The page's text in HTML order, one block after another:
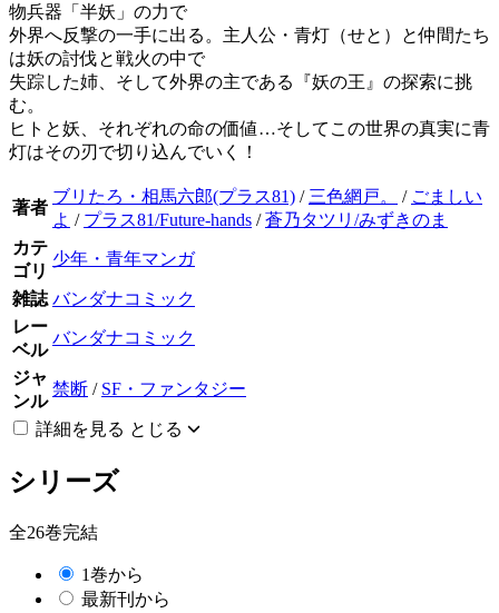
物兵器「半妖」の力で
外界へ反撃の一手に出る。主人公・青灯（せと）と仲間たち
は妖の討伐と戦火の中で
失踪した姉、そして外界の主である『妖の王』の探索に挑
む。
ヒトと妖、それぞれの命の価値…そしてこの世界の真実に青
灯はその刃で切り込んでいく！
著者
ブリたろ・相馬六郎(プラス81) / 三色網戸。 / ごましい
よ / プラス81/Future-hands /蒼乃タツリ/みずきのま
カテ
ゴリ
少年・青年マンガ
雑誌 バンダナコミック
レー
ベル
バンダナコミック
ジャ
ンル
禁断 / SF・ファンタジー
詳細を見る とじる
シリーズ
全26巻完結
1巻から
最新刊から